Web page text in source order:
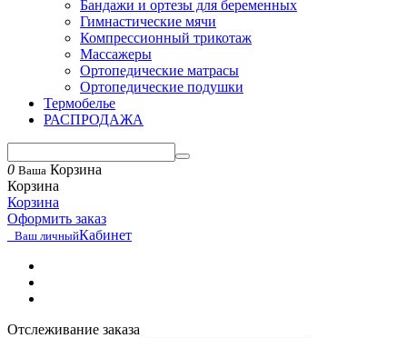
Бандажи и ортезы для беременных
Гимнастические мячи
Компрессионный трикотаж
Массажеры
Ортопедические матрасы
Ортопедические подушки
Термобелье
РАСПРОДАЖА
0 Ваша Корзина
Корзина
Корзина
Оформить заказ
Ваш личныйКабинет
Отслеживание заказа